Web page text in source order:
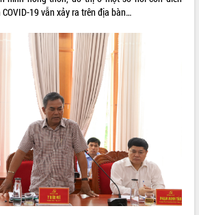
dân
công với
Lắk gặp
Hồ Chí
liệt sĩ
Hòa
19 vẫn xảy ra trên địa bàn…